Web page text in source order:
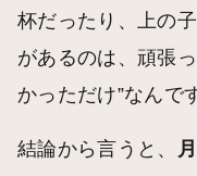
杯だったり、上の
があるのは、頑張
かっただけ”なんで
結論から言うと、